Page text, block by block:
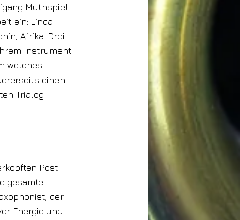
Muthspiel
ein: Linda
Afrika. Drei
Instrument
welches
einen
Trialog
Post-
gesamte
der
Energie und